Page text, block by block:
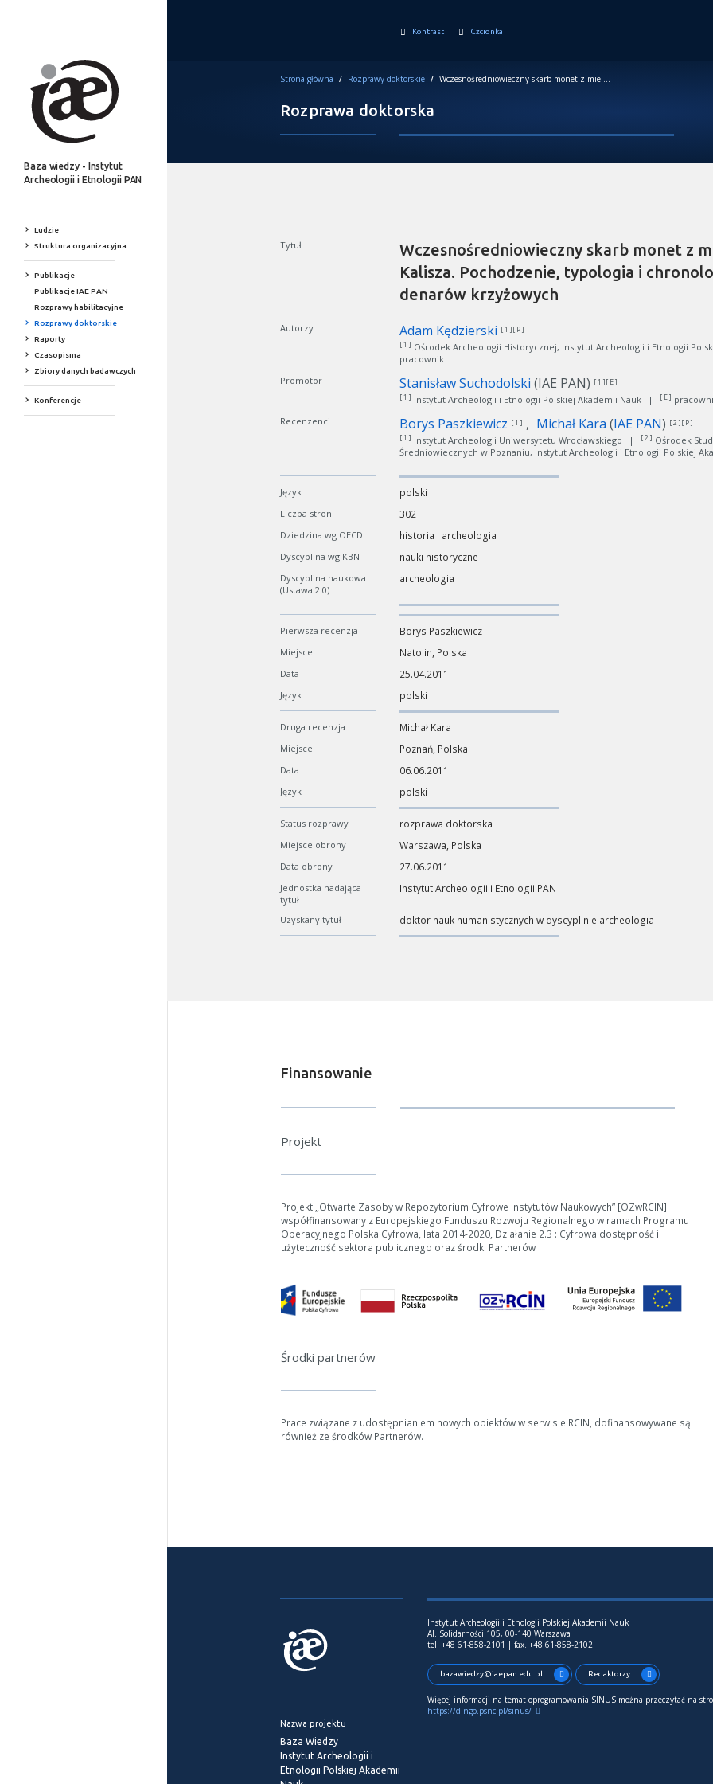
Baza wiedzy - Instytut
Archeologii i Etnologii PAN
Ludzie
Struktura organizacyjna
Publikacje
Publikacje IAE PAN
Rozprawy habilitacyjne
Rozprawy doktorskie
Raporty
Czasopisma
Zbiory danych badawczych
Konferencje
Kontrast Czcionka
Strona główna / Rozprawy doktorskie / Wczesnośredniowieczny skarb monet z miejscowości Słuszków koło Kalisza. Pochodzenie, typologia i chronologia młodszych typów denarów krzyżowych
Rozprawa doktorska
Tytuł
Wczesnośredniowieczny skarb monet z
Kalisza. Pochodzenie, typologia i
denarów krzyżowych
Autorzy Adam Kędzierski [ 1 ][ P ]
[ 1 ] Ośrodek Archeologii Historycznej, Instytut Archeologii i Etnologii
pracownik
Promotor
Stanisław Suchodolski (IAE PAN) [ 1 ][ E ]
[ 1 ] Instytut Archeologii i Etnologii Polskiej Akademii Nauk | [ E ]
Recenzenci
Borys Paszkiewicz [ 1 ] Michał Kara (IAE PAN) [ 2 ][ P ]
[ 1 ] Instytut Archeologii Uniwersytetu Wrocławskiego | [ 2 ] Ośrodek
Średniowiecznych w Poznaniu, Instytut Archeologii i Etnologii Polskiej
Język polski
Liczba stron 302
Dziedzina wg OECD historia i archeologia
Dyscyplina wg KBN nauki historyczne
Dyscyplina naukowa
(Ustawa 2.0)
archeologia
Pierwsza recenzja Borys Paszkiewicz
Miejsce Natolin, Polska
Data 25.04.2011
Język polski
Druga recenzja Michał Kara
Miejsce Poznań, Polska
Data 06.06.2011
Język polski
Status rozprawy rozprawa doktorska
Miejsce obrony Warszawa, Polska
Data obrony 27.06.2011
Jednostka nadająca
tytuł
Instytut Archeologii i Etnologii PAN
Uzyskany tytuł doktor nauk humanistycznych w dyscyplinie archeologia
Finansowanie
Projekt
Projekt „Otwarte Zasoby w Repozytorium Cyfrowe Instytutów Naukowych” [OZwRCIN]
współfinansowany z Europejskiego Funduszu Rozwoju Regionalnego w ramach Programu
Operacyjnego Polska Cyfrowa, lata 2014-2020, Działanie 2.3 : Cyfrowa dostępność i
użyteczność sektora publicznego oraz środki Partnerów
Środki partnerów
Prace związane z udostępnianiem nowych obiektów w serwisie RCIN, dofinansowywane są
również ze środków Partnerów.
Nazwa projektu
Baza Wiedzy
Instytut Archeologii i
Etnologii Polskiej Akademii
Instytut Archeologii i Etnologii Polskiej Akademii Nauk
Al. Solidarności 105, 00-140 Warszawa
tel. +48 61-858-2101 | fax. +48 61-858-2102
bazawiedzy@iaepan.edu.pl Redaktorzy
Więcej informacji na temat oprogramowania SINUS można przeczytać na
https://dingo.psnc.pl/sinus/